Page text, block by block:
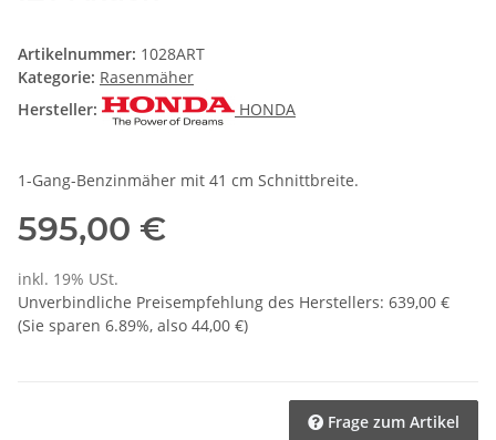
Artikelnummer: 1028ART
Kategorie: Rasenmäher
Hersteller:
HONDA
1-Gang-Benzinmäher mit 41 cm Schnittbreite.
595,00 €
inkl. 19% USt.
Unverbindliche Preisempfehlung des Herstellers: 639,00 €
(Sie sparen 6.89%, also 44,00 €)
Frage zum Artikel